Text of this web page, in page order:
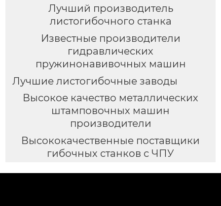
Лучший производитель
листогибочного станка
Известные производители
гидравлических
пружинонавивочных машин
Лучшие листогибочные заводы
Высокое качество металлических
штамповочных машин
производители
Высококачественные поставщики
гибочных станков с ЧПУ